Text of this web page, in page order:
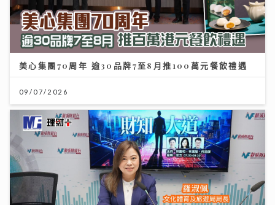
美心集團70周年 逾30品牌7至8月推100萬元餐飲禮遇
09/07/2026